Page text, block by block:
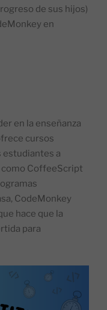
de sus hijos)
en
en la enseñanza
cursos
estudiantes a
como CoffeeScript
CodeMonkey
hace que la
para